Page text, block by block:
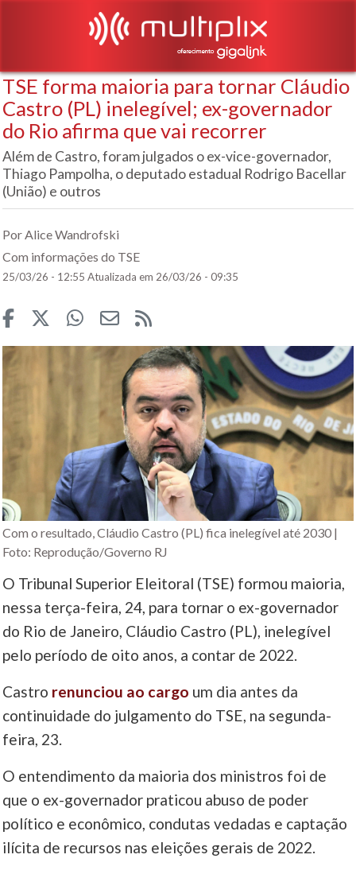
TSE forma maioria para tornar Cláudio
Castro (PL) inelegível; ex-governador
do Rio afirma que vai recorrer
Além de Castro, foram julgados o ex-vice-governador,
Thiago Pampolha, o deputado estadual Rodrigo Bacellar
(União) e outros
Por Alice Wandrofski
Com informações do TSE
25/03/26 - 12:55Atualizada em 26/03/26 - 09:35
Com o resultado, Cláudio Castro (PL) fica inelegível até 2030 |
Foto: Reprodução/Governo RJ
O Tribunal Superior Eleitoral (TSE) formou maioria,
nessa terça-feira, 24, para tornar o ex-governador
do Rio de Janeiro, Cláudio Castro (PL), inelegível
pelo período de oito anos, a contar de 2022.
Castro renunciou ao cargo um dia antes da
continuidade do julgamento do TSE, na segunda-
feira, 23.
O entendimento da maioria dos ministros foi de
que o ex-governador praticou abuso de poder
político e econômico, condutas vedadas e captação
ilícita de recursos nas eleições gerais de 2022.